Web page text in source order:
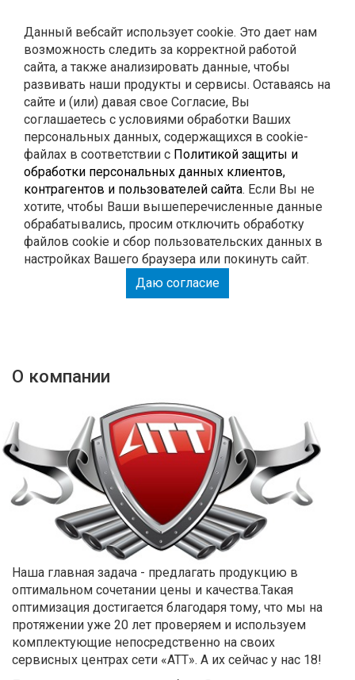
Данный вебсайт использует cookie. Это дает нам
возможность следить за корректной работой
сайта, а также анализировать данные, чтобы
развивать наши продукты и сервисы. Оставаясь на
сайте и (или) давая свое Согласие, Вы
соглашаетесь с условиями обработки Ваших
персональных данных, содержащихся в cookie-
файлах в соответствии с Политикой защиты и
обработки персональных данных клиентов,
контрагентов и пользователей сайта. Если Вы не
хотите, чтобы Ваши вышеперечисленные данные
обрабатывались, просим отключить обработку
файлов cookie и сбор пользовательских данных в
настройках Вашего браузера или покинуть сайт.
Даю согласие
Корзина
0
ГЛУШИТЕЛИ
РЕМОНТ
тюнинг
РАСПЕЧАТАЙ КУПОН И ПОЛУЧИ СКИДКУ НА
РАБОТУ 15%
О компании
Наша главная задача - предлагать продукцию в
оптимальном сочетании цены и качества.Такая
оптимизация достигается благодаря тому, что мы на
протяжении уже 20 лет проверяем и используем
комплектующие непосредственно на своих
сервисных центрах сети «АТТ». А их сейчас у нас 18!